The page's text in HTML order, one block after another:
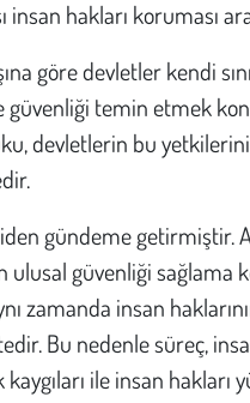
hakları koruması
göre devletler kendi
güvenliği temin etmek
devletlerin bu
gündeme getirmiştir.
ulusal güvenliği sağlama
zamanda insan
Bu nedenle süreç, insan
ile insan hakları